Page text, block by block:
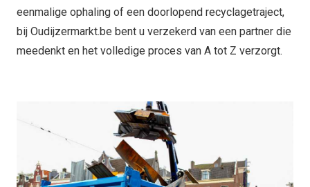
eenmalige ophaling of een doorlopend recyclagetraject,
bij Oudijzermarkt.be bent u verzekerd van een partner die
meedenkt en het volledige proces van A tot Z verzorgt.